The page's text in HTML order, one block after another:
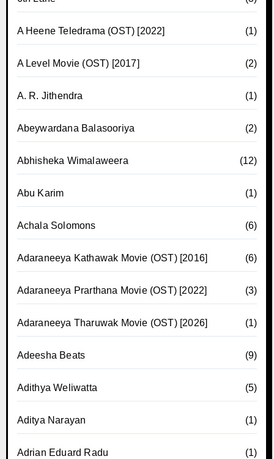
A Heene Teledrama (OST) [2022] (1)
A Level Movie (OST) [2017] (2)
A. R. Jithendra (1)
Abeywardana Balasooriya (2)
Abhisheka Wimalaweera (12)
Abu Karim (1)
Achala Solomons (6)
Adaraneeya Kathawak Movie (OST) [2016] (6)
Adaraneeya Prarthana Movie (OST) [2022] (3)
Adaraneeya Tharuwak Movie (OST) [2026] (1)
Adeesha Beats (9)
Adithya Weliwatta (5)
Aditya Narayan (1)
Adrian Eduard Radu (1)